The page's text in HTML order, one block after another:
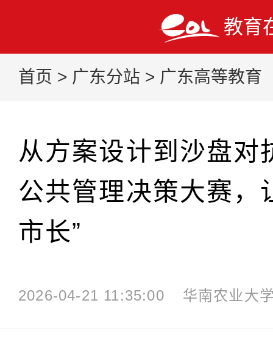
教育
首页 > 广东分站 > 广东高等教育
从方案设计到沙盘对
公共管理决策大赛，
市长”
2026-04-21 11:35:00 华南农业大